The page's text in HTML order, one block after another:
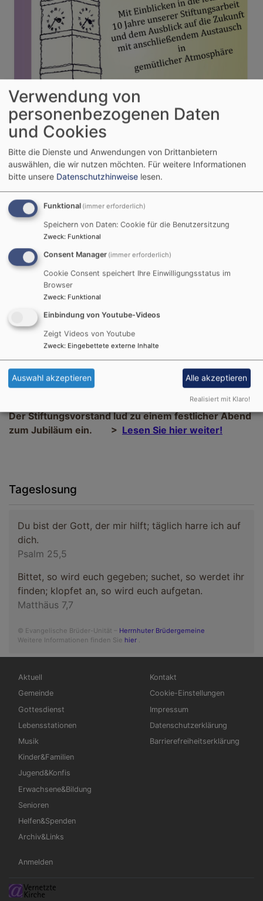
Bildrechte Stiftung Christuskirche
10 Jahre Stiftung Christuskirche
Im Oktober 2014 unterzeichnete Pfarrer Schäfer die
Urkunde der Stiftung Christuskirche.
Zweck der Stiftung ist es, die Arbeit und Belange der
Evang.-Luth. Kirchengemeinde Höchstadt zu fördern
und zu unterstützen.
Seit der Gründung konnten mit den Erträgen der
Stiftung bereits Anliegen und Aufgaben der
Kirchengemeinde gefördert werden, sei es in den
Kindergärten oder an der Kirche, im Gemeindehaus,
bei den Konfirmanden oder die Unterstützung der
Der Stiftungsvorstand lud zu einem festlicher Abend
zum Jubiläum ein. > Lesen Sie hier weiter!
Tageslosung
Du bist der Gott, der mir hilft; täglich harre ich auf
dich.
Psalm 25,5
Bittet, so wird euch gegeben; suchet, so werdet ihr
finden; klopfet an, so wird euch aufgetan.
Matthäus 7,7
© Evangelische Brüder-Unität – Herrnhuter Brüdergemeine
Weitere Informationen finden Sie hier .
Hauptnavigation
Aktuell
Gemeinde
Gottesdienst
Lebensstationen
Musik
Kinder&Familien
Jugend&Konfis
Erwachsene&Bildung
Senioren
Helfen&Spenden
Archiv&Links
Fußbereichsmenü
Kontakt
Cookie-Einstellungen
Impressum
Datenschutzerklärung
Barrierefreiheitserklärung
Benutzermenü
Anmelden
Verwendung von
personenbezogenen Daten
und Cookies
Bitte die Dienste und Anwendungen von Drittanbietern
auswählen, die wir nutzen möchten. Für weitere Informationen
bitte unsere Datenschutzhinweise lesen.
Funktional (immer erforderlich)
Speichern von Daten: Cookie für die Benutzersitzung
Zweck: Funktional
Consent Manager (immer erforderlich)
Cookie Consent speichert Ihre Einwilligungsstatus im
Browser
Zweck: Funktional
Einbindung von Youtube-Videos
Zeigt Videos von Youtube
Zweck: Eingebettete externe Inhalte
Auswahl akzeptieren Alle akzeptieren
Realisiert mit Klaro!